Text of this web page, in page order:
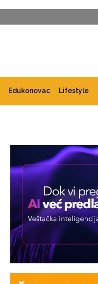
Edukonovac Lifestyle